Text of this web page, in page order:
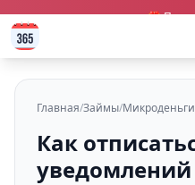
🎁
Главная/Займы/Микроденьги
Как